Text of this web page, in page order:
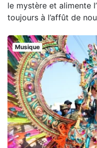
le mystère et alimente
toujours à l’affût de
Musique